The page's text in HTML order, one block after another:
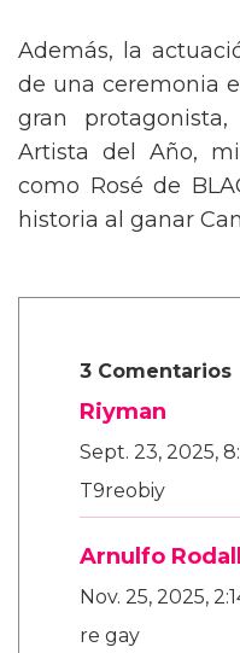
Además, la
de una ceremonia
gran
Artista del Año,
como Rosé de
historia al ganar
3 Comentarios
Riyman
Sept. 23, 2025,
T9reobiy
Arnulfo
Nov. 25, 2025,
re gay